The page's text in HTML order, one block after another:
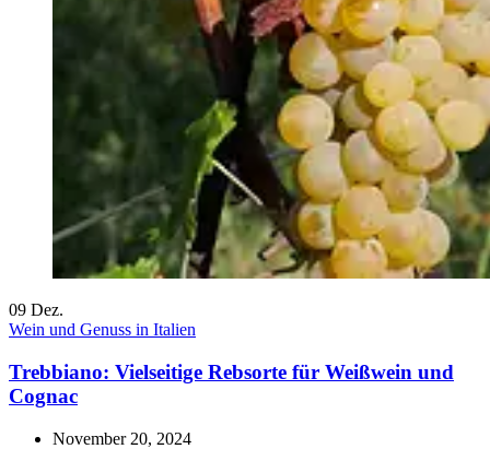
09 Dez.
Wein und Genuss in Italien
Trebbiano: Vielseitige Rebsorte für Weißwein und
Cognac
November 20, 2024